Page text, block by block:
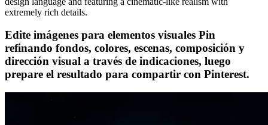
extremely rich details.
Edite imágenes para elementos visuales Pin
refinando fondos, colores, escenas, composición y
dirección visual a través de indicaciones, luego
prepare el resultado para compartir con Pinterest.